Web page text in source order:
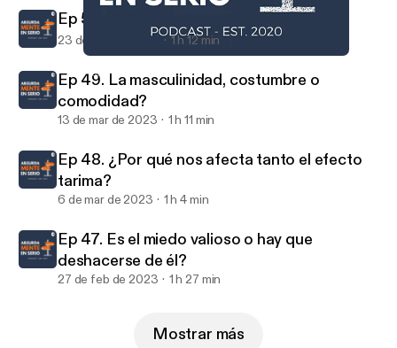
Absurdamente En Serio
Ep 50. Cuenticos All Inclusive
23 de mar de 2023 1 h 12 min
Ep 49. La masculinidad, costumbre o
comodidad?
13 de mar de 2023 1 h 11 min
Ep 48. ¿Por qué nos afecta tanto el efecto
tarima?
6 de mar de 2023 1 h 4 min
Ep 47. Es el miedo valioso o hay que
deshacerse de él?
27 de feb de 2023 1 h 27 min
Mostrar más